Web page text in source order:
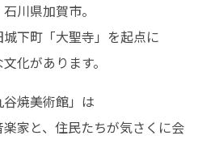
川県加賀市。
下町「大聖寺」を起点に
化があります。
焼美術館」は
家と、住民たちが気さくに会